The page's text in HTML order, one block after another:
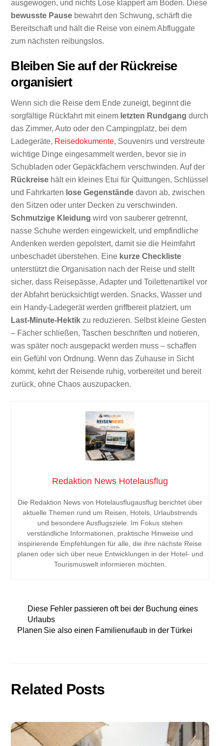
ausgewogen, und nichts Lose klappert am Boden. Diese
bewusste Pause bewahrt den Schwung, schärft die
Bereitschaft und hält die Reise von einem Abfluggate
zum nächsten reibungslos.
Bleiben Sie auf der Rückreise
organisiert
Wenn sich die Reise dem Ende zuneigt, beginnt die
sorgfältige Rückfahrt mit einem letzten Rundgang durch
das Zimmer, Auto oder den Campingplatz, bei dem
Ladegeräte, Reisedokumente, Souvenirs und verstreute
wichtige Dinge eingesammelt werden, bevor sie in
Schubladen oder Gepäckfächern verschwinden. Auf der
Rückreise hält ein kleines Etui für Quittungen, Schlüssel
und Fahrkarten lose Gegenstände davon ab, zwischen
den Sitzen oder unter Decken zu verschwinden.
Schmutzige Kleidung wird von sauberer getrennt,
nasse Schuhe werden eingewickelt, und empfindliche
Andenken werden gepolstert, damit sie die Heimfahrt
unbeschadet überstehen. Eine kurze Checkliste
unterstützt die Organisation nach der Reise und stellt
sicher, dass Reisepässe, Adapter und Toilettenartikel vor
der Abfahrt berücksichtigt werden. Snacks, Wasser und
ein Handy-Ladegerät werden griffbereit platziert, um
Last-Minute-Hektik zu reduzieren. Selbst kleine Gesten
– Fächer schließen, Taschen beschriften und notieren,
was später noch ausgepackt werden muss – schaffen
ein Gefühl von Ordnung. Wenn das Zuhause in Sicht
kommt, kehrt der Reisende ruhig, vorbereitet und bereit
zurück, ohne Chaos auszupacken.
Redaktion News Hotelausflug
Die Redaktion News von Hotelausflugausflug berichtet über
aktuelle Themen rund um Reisen, Hotels, Urlaubstrends
und besondere Ausflugsziele. Im Fokus stehen
verständliche Informationen, praktische Hinweise und
inspirierende Empfehlungen für alle, die ihre nächste Reise
planen oder sich über neue Entwicklungen in der Hotel- und
Tourismuswelt informieren möchten.
Diese Fehler passieren oft bei der Buchung eines
Urlaubs
Planen Sie also einen Familienurlaub in der Türkei
Related Posts